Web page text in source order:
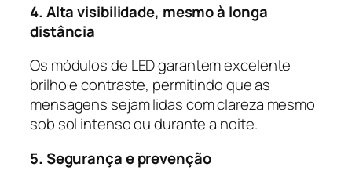
4. Alta visibilidade, mesmo à longa
distância
Os módulos de LED garantem excelente
brilho e contraste, permitindo que as
mensagens sejam lidas com clareza mesmo
sob sol intenso ou durante a noite.
5. Segurança e prevenção